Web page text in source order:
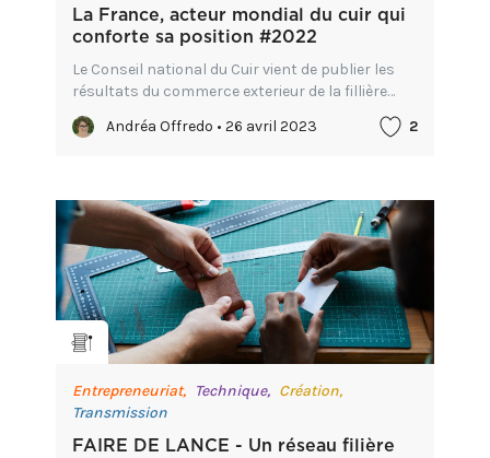
La France, acteur mondial du cuir qui
conforte sa position #2022
Le Conseil national du Cuir vient de publier les
résultats du commerce exterieur de la fillière
Française du Cuir en 2022.
Andréa Offredo • 26 avril 2023 2
Entrepreneuriat, Technique, Création,
Transmission
FAIRE DE LANCE - Un réseau filière